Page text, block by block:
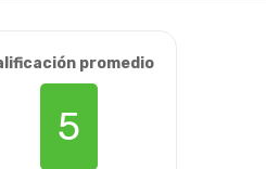
promedio
5